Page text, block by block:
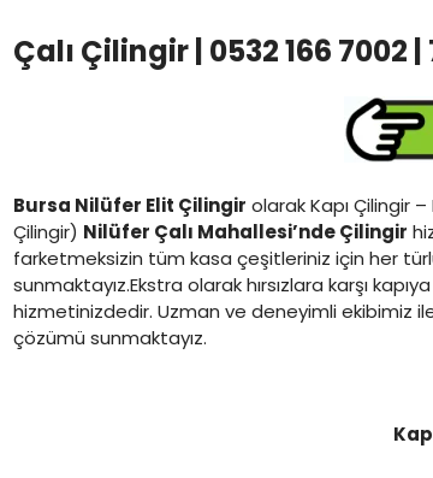
Çalı Çilingir | 0532 166
Bursa Nilüfer Elit Çilingir olarak Kapı Çilingir
Çilingir) Nilüfer Çalı Mahallesi’nde Çilingir
farketmeksizin tüm kasa çeşitleriniz için her
sunmaktayız.Ekstra olarak hırsızlara karşı
hizmetinizdedir. Uzman ve deneyimli ekibimiz
çözümü sunmaktayız.